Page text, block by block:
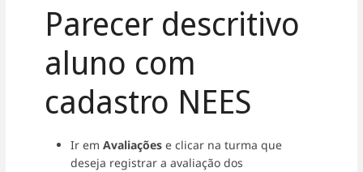
Parecer descritivo
aluno com
cadastro NEES
Ir em Avaliações e clicar na turma que
deseja registrar a avaliação dos